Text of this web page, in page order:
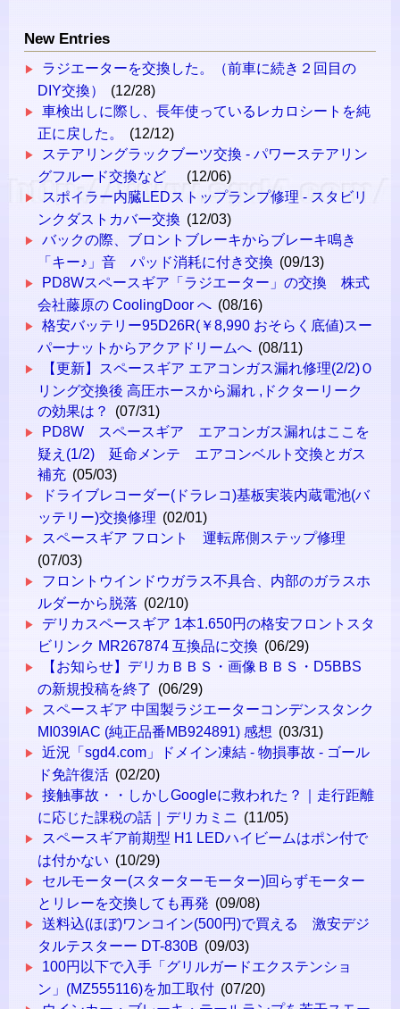
New Entries
ラジエーターを交換した。（前車に続き２回目の
DIY交換）
(12/28)
車検出しに際し、長年使っているレカロシートを純
正に戻した。
(12/12)
ステアリングラックブーツ交換 - パワーステアリン
グフルード交換など
(12/06)
スポイラー内臓LEDストップランプ修理 - スタビリ
ンクダストカバー交換 (12/03)
バックの際、ブロントブレーキからブレーキ鳴き
「キー♪」音 パッド消耗に付き交換 (09/13)
PD8Wスペースギア「ラジエーター」の交換 株式
会社藤原の CoolingDoor へ (08/16)
格安バッテリー95D26R(￥8,990 おそらく底値)スー
パーナットからアクアドリームへ (08/11)
【更新】スペースギア エアコンガス漏れ修理(2/2)Ｏ
リング交換後 高圧ホースから漏れ ,ドクターリーク
の効果は？
(07/31)
PD8W スペースギア エアコンガス漏れはここを
疑え(1/2) 延命メンテ エアコンベルト交換とガス
補充 (05/03)
ドライブレコーダー(ドラレコ)基板実装内蔵電池(バ
ッテリー)交換修理 (02/01)
スペースギア フロント 運転席側ステップ修理
(07/03)
フロントウインドウガラス不具合、内部のガラスホ
ルダーから脱落 (02/10)
デリカスペースギア 1本1.650円の格安フロントスタ
ビリンク MR267874 互換品に交換 (06/29)
【お知らせ】デリカＢＢＳ・画像ＢＢＳ・D5BBS
の新規投稿を終了 (06/29)
スペースギア 中国製ラジエーターコンデンスタンク
MI039IAC (純正品番MB924891) 感想 (03/31)
近況「sgd4.com」ドメイン凍結 - 物損事故 - ゴール
ド免許復活 (02/20)
接触事故・・しかしGoogleに救われた？｜走行距離
に応じた課税の話｜デリカミニ (11/05)
スペースギア前期型 H1 LEDハイビームはポン付で
は付かない (10/29)
セルモーター(スターターモーター)回らずモーター
とリレーを交換しても再発 (09/08)
送料込(ほぼ)ワンコイン(500円)で買える 激安デジ
タルテスターー DT-830B (09/03)
100円以下で入手「グリルガードエクステンショ
ン」(MZ555116)を加工取付 (07/20)